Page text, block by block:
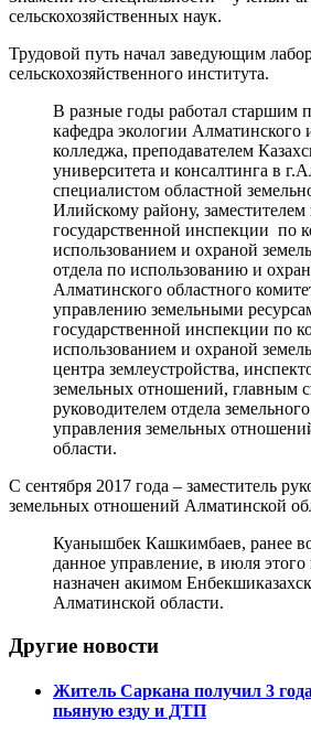
сельскохозяйственных наук.
Трудовой путь начал заведующим
сельскохозяйственного института.
В разные годы работал старшим
кафедра экологии Алматинского
колледжа, преподавателем
университета и консалтинга в
специалистом областной
Илийскому району, заместителем
государственной инспекции по
использованием и охраной
отдела по использованию и
Алматинского областного
управлению земельными
государственной инспекции по
использованием и охраной
центра землеустройства,
земельных отношений, главным
руководителем отдела
управления земельных
области.
С сентября 2017 года – заместитель
земельных отношений Алматинской
Куанышбек Кашкимбаев, ранее
данное управление, в июля этого
назначен акимом
Алматинской области.
Другие новости
Житель Саркана получил 3
пьяную езду и ДТП